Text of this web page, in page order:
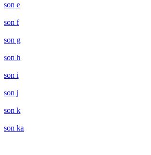
son e
son f
son g
son h
son i
son j
son k
son ka